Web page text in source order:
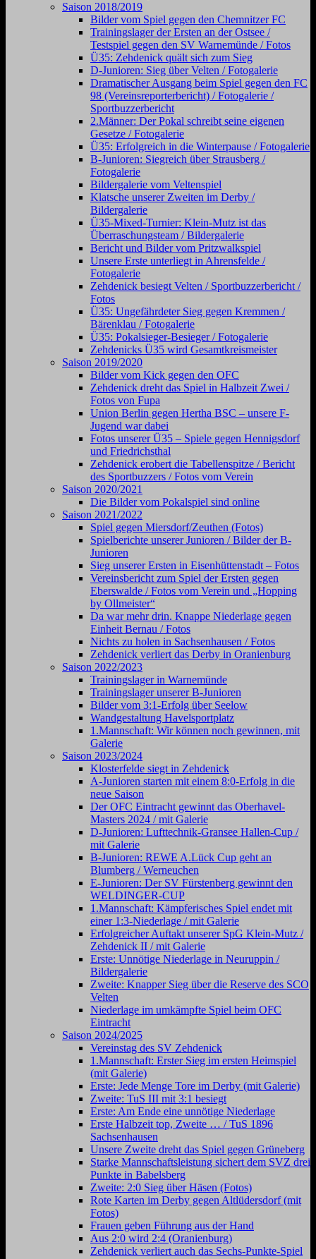
Saison 2018/2019
Bilder vom Spiel gegen den Chemnitzer FC
Trainingslager der Ersten an der Ostsee /
Testspiel gegen den SV Warnemünde / Fotos
Ü35: Zehdenick quält sich zum Sieg
D-Junioren: Sieg über Velten / Fotogalerie
Dramatischer Ausgang beim Spiel gegen den FC
98 (Vereinsreporterbericht) / Fotogalerie /
Sportbuzzerbericht
2.Männer: Der Pokal schreibt seine eigenen
Gesetze / Fotogalerie
Ü35: Erfolgreich in die Winterpause / Fotogalerie
B-Junioren: Siegreich über Strausberg /
Fotogalerie
Bildergalerie vom Veltenspiel
Klatsche unserer Zweiten im Derby /
Bildergalerie
Ü35-Mixed-Turnier: Klein-Mutz ist das
Überraschungsteam / Bildergalerie
Bericht und Bilder vom Pritzwalkspiel
Unsere Erste unterliegt in Ahrensfelde /
Fotogalerie
Zehdenick besiegt Velten / Sportbuzzerbericht /
Fotos
Ü35: Ungefährdeter Sieg gegen Kremmen /
Bärenklau / Fotogalerie
Ü35: Pokalsieger-Besieger / Fotogalerie
Zehdenicks Ü35 wird Gesamtkreismeister
Saison 2019/2020
Bilder vom Kick gegen den OFC
Zehdenick dreht das Spiel in Halbzeit Zwei /
Fotos von Fupa
Union Berlin gegen Hertha BSC – unsere F-
Jugend war dabei
Fotos unserer Ü35 – Spiele gegen Hennigsdorf
und Friedrichsthal
Zehdenick erobert die Tabellenspitze / Bericht
des Sportbuzzers / Fotos vom Verein
Saison 2020/2021
Die Bilder vom Pokalspiel sind online
Saison 2021/2022
Spiel gegen Miersdorf/Zeuthen (Fotos)
Spielberichte unserer Junioren / Bilder der B-
Junioren
Sieg unserer Ersten in Eisenhüttenstadt – Fotos
Vereinsbericht zum Spiel der Ersten gegen
Eberswalde / Fotos vom Verein und „Hopping
by Ollmeister“
Da war mehr drin. Knappe Niederlage gegen
Einheit Bernau / Fotos
Nichts zu holen in Sachsenhausen / Fotos
Zehdenick verliert das Derby in Oranienburg
Saison 2022/2023
Trainingslager in Warnemünde
Trainingslager unserer B-Junioren
Bilder vom 3:1-Erfolg über Seelow
Wandgestaltung Havelsportplatz
1.Mannschaft: Wir können noch gewinnen, mit
Galerie
Saison 2023/2024
Klosterfelde siegt in Zehdenick
A-Junioren starten mit einem 8:0-Erfolg in die
neue Saison
Der OFC Eintracht gewinnt das Oberhavel-
Masters 2024 / mit Galerie
D-Junioren: Lufttechnik-Gransee Hallen-Cup /
mit Galerie
B-Junioren: REWE A.Lück Cup geht an
Blumberg / Werneuchen
E-Junioren: Der SV Fürstenberg gewinnt den
WELDINGER-CUP
1.Mannschaft: Kämpferisches Spiel endet mit
einer 1:3-Niederlage / mit Galerie
Erfolgreicher Auftakt unserer SpG Klein-Mutz /
Zehdenick II / mit Galerie
Erste: Unnötige Niederlage in Neuruppin /
Bildergalerie
Zweite: Knapper Sieg über die Reserve des SCO
Velten
Niederlage im umkämpfte Spiel beim OFC
Eintracht
Saison 2024/2025
Vereinstag des SV Zehdenick
1.Mannschaft: Erster Sieg im ersten Heimspiel
(mit Galerie)
Erste: Jede Menge Tore im Derby (mit Galerie)
Zweite: TuS III mit 3:1 besiegt
Erste: Am Ende eine unnötige Niederlage
Erste Halbzeit top, Zweite … / TuS 1896
Sachsenhausen
Unsere Zweite dreht das Spiel gegen Grüneberg
Starke Mannschaftsleistung sichert dem SVZ drei
Punkte in Babelsberg
Zweite: 2:0 Sieg über Häsen (Fotos)
Rote Karten im Derby gegen Altlüdersdorf (mit
Fotos)
Frauen geben Führung aus der Hand
Aus 2:0 wird 2:4 (Oranienburg)
Zehdenick verliert auch das Sechs-Punkte-Spiel